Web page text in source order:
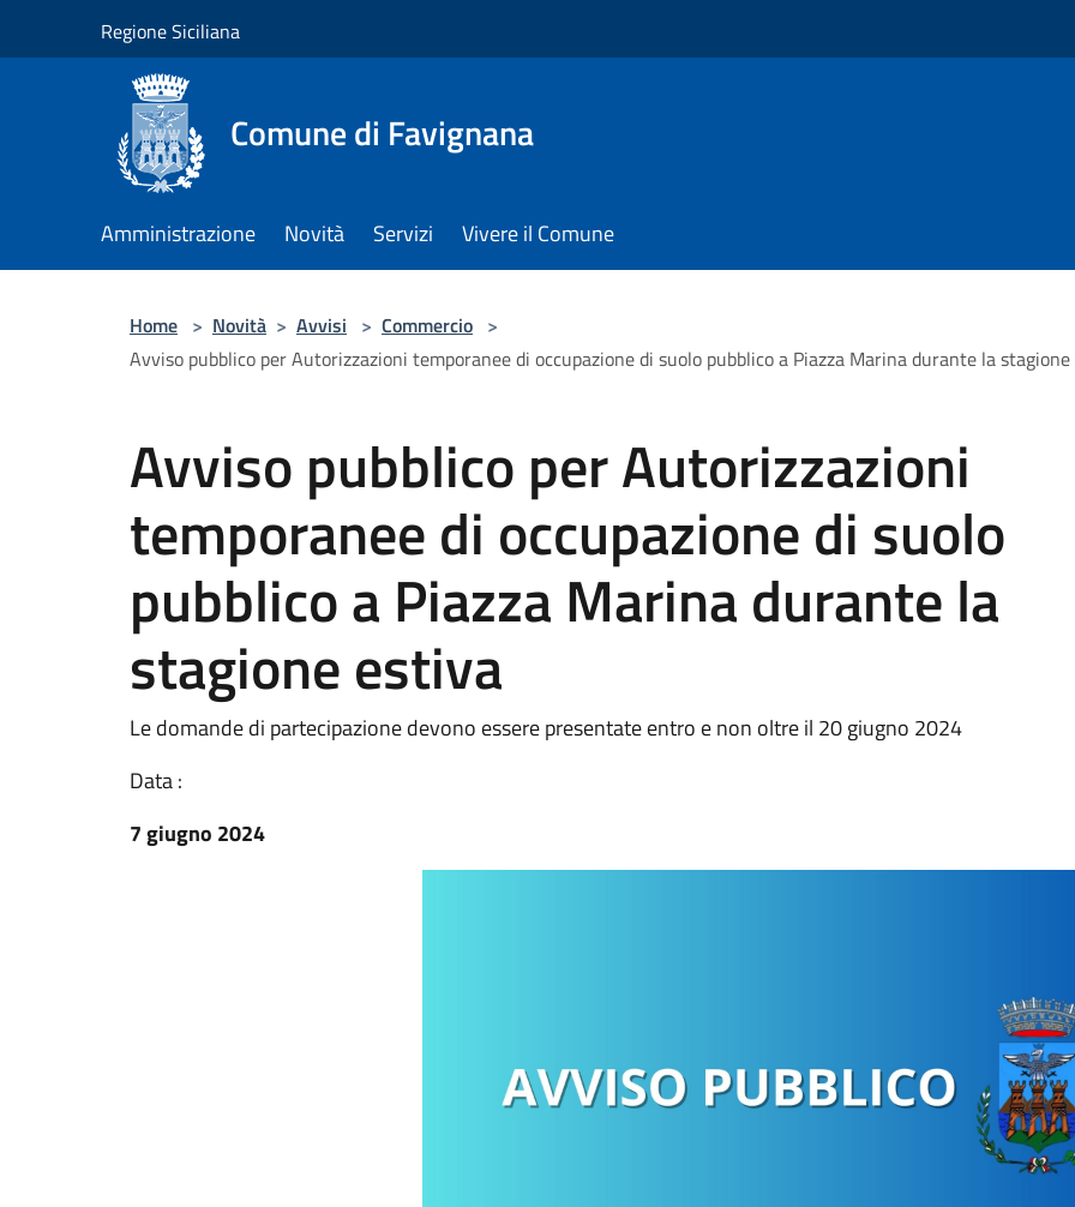
Regione Siciliana
Comune di Favignana
Amministrazione Novità Servizi Vivere il Comune
Home > Novità > Avvisi > Commercio >
Avviso pubblico per Autorizzazioni temporanee di occupazione di suolo pubblico a Piazza Marina durante la
Avviso pubblico per Autorizzazioni
temporanee di occupazione di suolo
pubblico a Piazza Marina durante la
stagione estiva
Le domande di partecipazione devono essere presentate entro e non oltre il 20 giugno 2024
Data :
7 giugno 2024